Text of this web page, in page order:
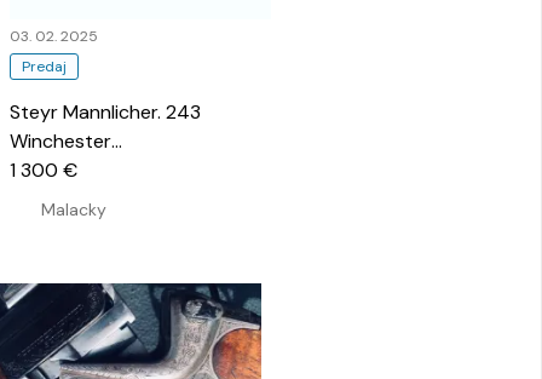
Predaj
03. 02. 2025
Steyr Mannlicher. 243
Winchester…
Malacky
1 300 €